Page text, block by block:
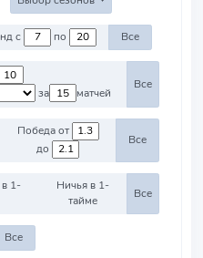
Против команд с по Все
за
матчей
Все
Победа от
до
Все
1-
Ничья в 1-
тайме
Все
Все